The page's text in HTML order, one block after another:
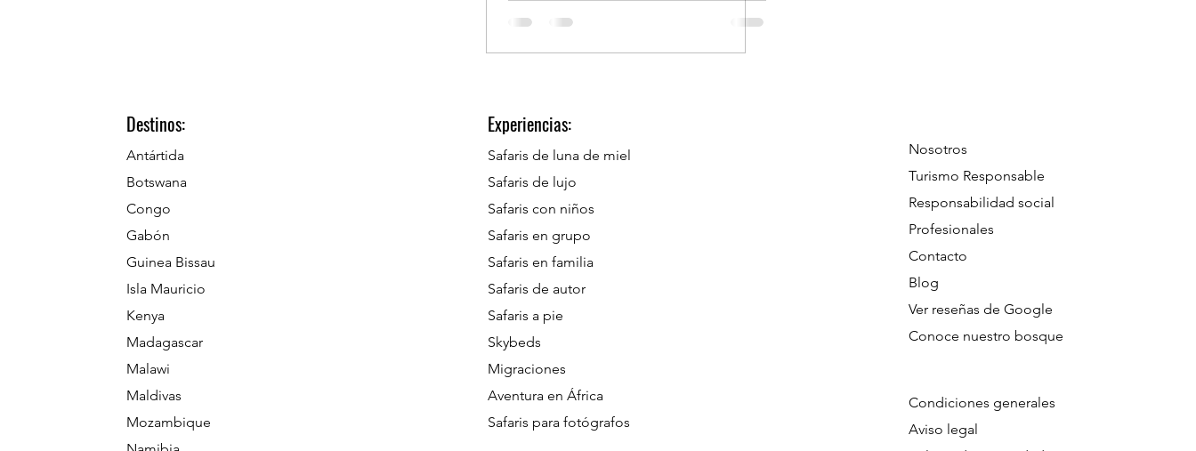
Destinos:
Antártida
Botswana
Congo
Gabón
Guinea Bissau
Isla Mauricio
Kenya
Madagascar
Malawi
Maldivas
Mozambique
Experiencias:
Safaris de luna de miel
Safaris de lujo
Safaris con niños
Safaris en grupo
Safaris en familia
Safaris de autor
Safaris a pie
Skybeds
Migraciones
Aventura en África
Safaris para fotógrafos
Nosotros
Turismo Responsable
Responsabilidad social
Profesionales
Contacto
Blog
Ver reseñas de Google
Conoce nuestro bosque
Condiciones generales
Aviso legal